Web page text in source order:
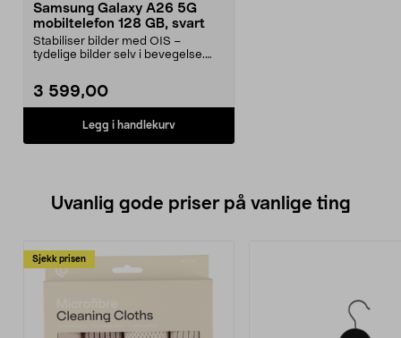
Samsung Galaxy A26 5G
mobiltelefon 128 GB, svart
Stabiliser bilder med OIS –
tydelige bilder selv i bevegelse.
3 599,00
Legg i handlekurv
Uvanlig gode priser på vanlige ting
Sjekk prisen